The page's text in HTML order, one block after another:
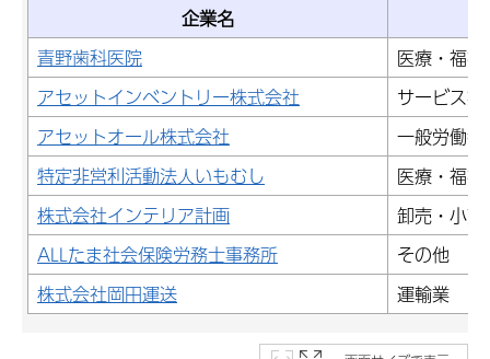
企業名
青野歯科医院
医療・福祉
アセットインベントリー株式会社
サービス業
アセットオール株式会社
一般労働
特定非営利活動法人いもむし
医療・福祉
株式会社インテリア計画
卸売・小売
ALLたま社会保険労務士事務所
その他
株式会社岡田運送
運輸業